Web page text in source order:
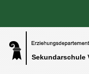
Sekundarschule
Benutzerspezifische
Direkt zum Inhalt|Direkt